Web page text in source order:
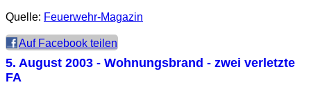
Quelle: Feuerwehr-Magazin
Auf Facebook teilen
5. August 2003 - Wohnungsbrand - zwei verletzte
FA